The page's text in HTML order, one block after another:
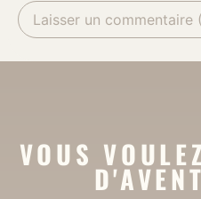
VOUS